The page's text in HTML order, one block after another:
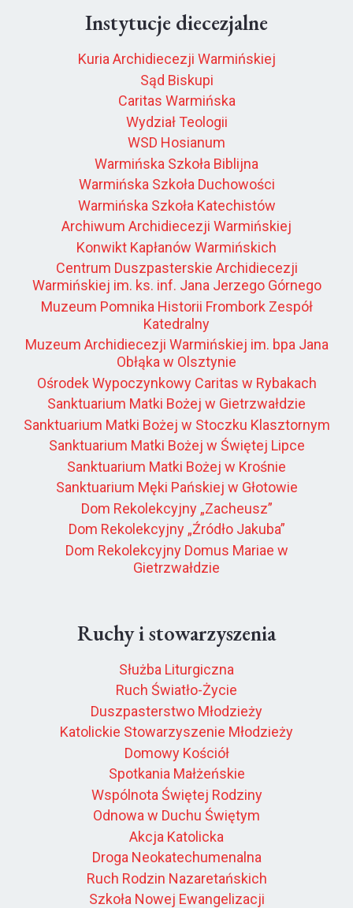
Instytucje diecezjalne
Kuria Archidiecezji Warmińskiej
Sąd Biskupi
Caritas Warmińska
Wydział Teologii
WSD Hosianum
Warmińska Szkoła Biblijna
Warmińska Szkoła Duchowości
Warmińska Szkoła Katechistów
Archiwum Archidiecezji Warmińskiej
Konwikt Kapłanów Warmińskich
Centrum Duszpasterskie Archidiecezji
Warmińskiej im. ks. inf. Jana Jerzego Górnego
Muzeum Pomnika Historii Frombork Zespół
Katedralny
Muzeum Archidiecezji Warmińskiej im. bpa Jana
Obłąka w Olsztynie
Ośrodek Wypoczynkowy Caritas w Rybakach
Sanktuarium Matki Bożej w Gietrzwałdzie
Sanktuarium Matki Bożej w Stoczku Klasztornym
Sanktuarium Matki Bożej w Świętej Lipce
Sanktuarium Matki Bożej w Krośnie
Sanktuarium Męki Pańskiej w Głotowie
Dom Rekolekcyjny „Zacheusz”
Dom Rekolekcyjny „Źródło Jakuba”
Dom Rekolekcyjny Domus Mariae w
Gietrzwałdzie
Ruchy i stowarzyszenia
Służba Liturgiczna
Ruch Światło-Życie
Duszpasterstwo Młodzieży
Katolickie Stowarzyszenie Młodzieży
Domowy Kościół
Spotkania Małżeńskie
Wspólnota Świętej Rodziny
Odnowa w Duchu Świętym
Akcja Katolicka
Droga Neokatechumenalna
Ruch Rodzin Nazaretańskich
Szkoła Nowej Ewangelizacji